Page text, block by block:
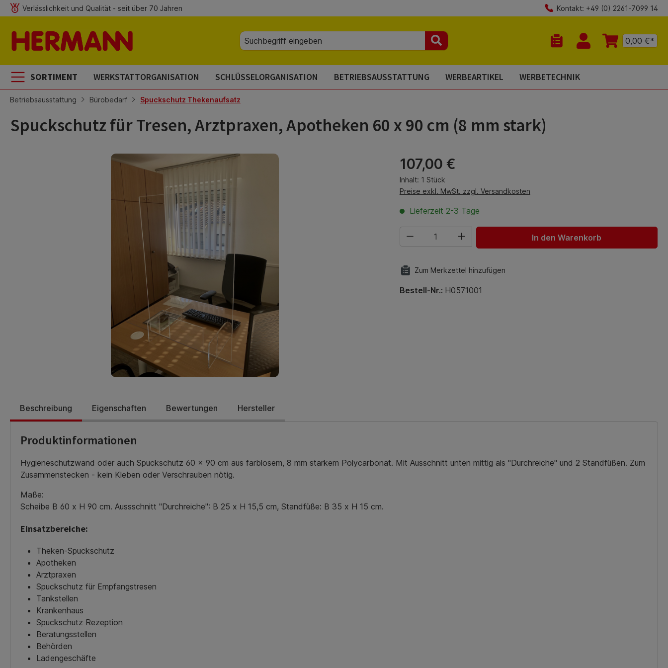
Hauptinhalt springen
Zur Suche springen
Zur Hauptnavigation springen
Verlässlichkeit und Qualität - seit über 70 Jahren Kontakt: +49 (0) 2261-7099 14
Du hast 0 Produkte auf dem
0,00 €*
SORTIMENT WERKSTATTORGANISATION SCHLÜSSELORGANISATION BETRIEBSAUSSTATTUNG WERBEARTIKEL WERBETECHNIK
Betriebsausstattung Bürobedarf Spuckschutz Thekenaufsatz
Spuckschutz für Tresen, Arztpraxen, Apotheken 60 x 90 cm (8 mm stark)
Regulärer Preis:
107,00 €
Inhalt: 1 Stück
Preise exkl. MwSt. zzgl. Versandkosten
Lieferzeit 2-3 Tage
Produkt Anzahl: Gib den gewünschten Wert ein oder benutze die
In den Warenkorb
Zum Merkzettel hinzufügen
Bestell-Nr.: H0571001
Beschreibung Eigenschaften Bewertungen Hersteller
Produktinformationen
Hygieneschutzwand oder auch Spuckschutz 60 x 90 cm aus farblosem, 8 mm starkem Polycarbonat. Mit Ausschnitt unten mittig als "Durchreiche" und 2 Standfüßen. Zum
Zusammenstecken - kein Kleben oder Verschrauben nötig.
Maße:
Scheibe B 60 x H 90 cm. Aussschnitt "Durchreiche": B 25 x H 15,5 cm, Standfüße: B 35 x H 15 cm.
Einsatzbereiche:
Theken-Spuckschutz
Apotheken
Arztpraxen
Spuckschutz für Empfangstresen
Tankstellen
Krankenhaus
Spuckschutz Rezeption
Beratungsstellen
Behörden
Ladengeschäfte